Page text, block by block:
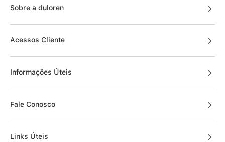
Sobre a duloren
Acessos Cliente
Informações Úteis
Fale Conosco
Links Úteis